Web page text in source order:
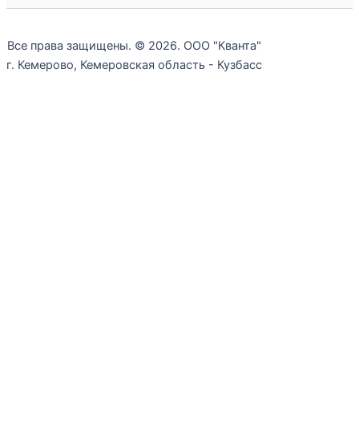
Все права защищены. © 2026. ООО "Кванта"
г. Кемерово, Кемеровская область - Кузбасс